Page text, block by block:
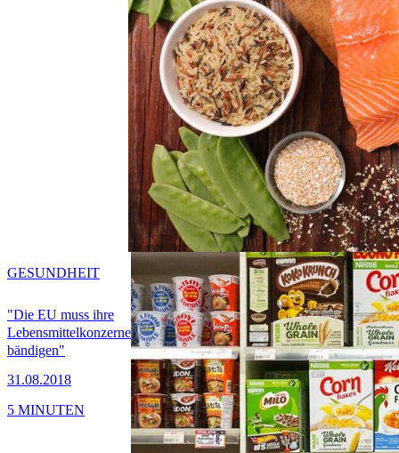
"Die EU muss ihre
Lebensmittelkonzerne
bändigen"
31.08.2018
GESUNDHEIT
5 MINUTEN